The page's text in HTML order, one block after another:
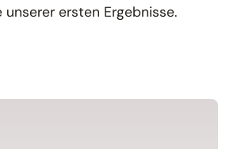
unserer ersten Ergebnisse.